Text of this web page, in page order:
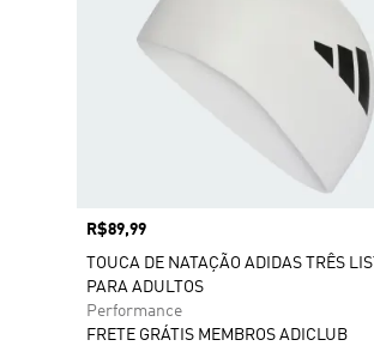
Preço
R$89,99
TOUCA DE NATAÇÃO ADIDAS TRÊS
PARA ADULTOS
Performance
FRETE GRÁTIS MEMBROS ADICLUB